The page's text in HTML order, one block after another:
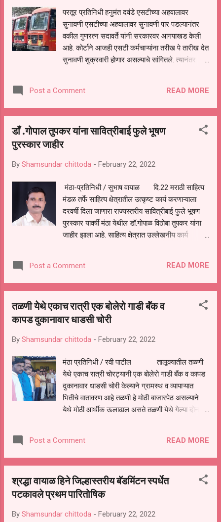
जनावरांसाठी निवारा बांधला. त्यांचे हे कार्य अनेकांसाठी
प्रेरणादायी ठरत आहे. गाडगे महाराजांचा जन्म 23
फेब्रुवारी 1876 रोजी अमरावती जिल्ह्यातील शेणगांव येथे
झाला आहे. लोकजीवन तेजाने उजळण्यासाठी हातीच्या
खराट्याने ...
परतूर प्रतिनिधी हनुमंत दवंडे एसटीच्या अहवालावर
सुनावणी एसटीच्या अहवालावर सुनावणी पार पडल्यानंतर
वकील गुणरत्न सदावर्ते यांनी सरकारवर आगपाखड केली
आहे. कोर्टाने आजही एसटी कर्मचाऱ्यांना तरीख पे तारीख देत
सुनावणी शुक्रवारी होणार असल्याचे सांगितले. त्यानंतर
सदावर्ते सरकारवर भडकल्याचे दिसून आले. सरकारला
एसटी कर्मचाऱ्यांना न्याय द्यायचा नाही. राज्य सरकारच्या
आरोप गुणरत्न सदावर्ते यांनी सरकारवर केला आहे. आम्ही
न्यायलयाला सांगितलं ही संपाची याचिका नसून दुखवट्याची
वाचायला मिळणं. त्यावर न्यायालयाने सरकारी पक्षाला
सांगितले. मुख्यमंत्री उद्धव ठाकरे आणि त्यांचे प्रशासन
आज उगडे पडले. न्यायालयाने आता सर्व हरलं आहे, अशी
टीका गुणरत्न सदावर्ते यांनी केली आहे. मुख्यमंत्र्यांची
अहवालावर साक्षरता नव्हती, त्यावरून त्यांनी सव...
Post a Comment READ MORE
डाँ .गोपाल तुपकर यांना सावित्रीबाई फुले भूषण
पुरस्कार जाहीर
By Shamsundar chittoda - February 22, 2022
मंठा-प्रतिनिधी / सुभाष वायाळ दि.22 मराठी साहित्य
मंडळ तर्फे साहित्य क्षेत्रातील उत्कृष्ट कार्य करणाऱ्याला
दरवर्षी दिला जाणारा राज्यस्तरीय सावित्रीबाई फुले भूषण
पुरस्कार यावर्षी मंठा येथील डॉ.गोपाळ विठोबा तुपकर यांना
जाहीर झाला आहे. साहित्य क्षेत्रात उल्लेखनीय कार्य
लेख प्रसिद्ध झालेले आहेत.साहित्य क्षेत्रातील योगदान पाहून
त्यांना हा पुरस्कार दिला जाणार आहे. राज्यस्तरीय काव्य
हा पुरस्कार त्यांना वितरण केला जाणार आहे. ज्येष्ठ
साहित्यिक डॉ.जयप्रकाश घुमटकर राष्ट्रीय अध्यक्ष मराठी
झाल्याचे कळवले आहे. त्यांच्या या निवडीबद्दल त्यांचे
भीमाशंकर तुपकर, व शैक्षणिक क्षेत्रातील आणि साहित्य
क्षेत्रातील सर्वाकडून अभिनंदन होत आहे.
Post a Comment READ MORE
तळणी येेथे एकाच रात्री एक बोलेरो गाडी बॅंक व
कापड दुकानावार धाडसी चोरी
By Shamsundar chittoda - February 22, 2022
मंठा प्रतिनिधी / रवी पाटील तालूक्यातील तळणी
येथे एकाच रात्री चोरट्यानी एक बोलेरो गाडी बॅंक व कापड
दुकानावार धाडसी चोरी केल्याने ग्रामस्थ व व्यापाऱ्यात
भितीचे वातावरण आहे तळणी हे मोठी बाजारपेठ असल्याने
येथे मोठी आर्थीक ऊलाढाल असते तळणी येथे गेल्या दोन ते
चौकीचे . कर्मचारी कुठल्या ना कुठल्या कारणाने सतत
गैरहजर राहत असल्याची प्रतिक्रीया व्यापाऱ्यानी मंठा
आज सकाळी तीनच्या सुमारास झालेल्या तीन ठिकाणच्या
एका चोरीमध्ये तळणी व परीसरातील नितीन सरकटे यांची
शटरचे लाँक तोडून तिजोरीला छेडछाड करण्याचा अयशस्वी
Post a Comment READ MORE
श्रद्धा वायाळ हिने जिल्हास्तरीय बॅडमिंटन स्पर्धेत
पटकावले प्रथम पारितोषिक
By Shamsundar chittoda - February 22, 2022